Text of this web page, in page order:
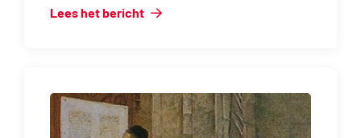
Lees het bericht